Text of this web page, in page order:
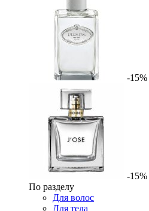
-15%
-15%
По разделу
Для волос
Для тела